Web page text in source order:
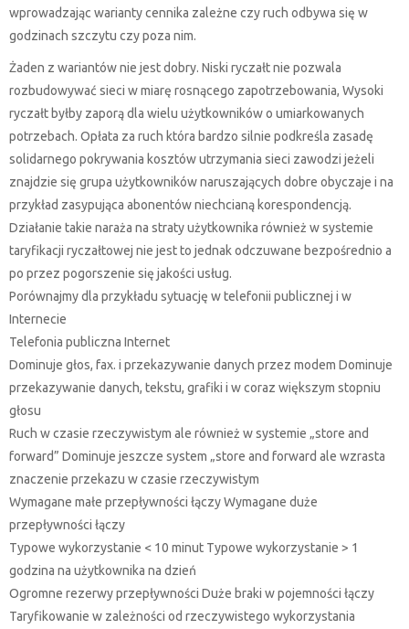
wprowadzając warianty cennika zależne czy ruch odbywa się w
godzinach szczytu czy poza nim.
Żaden z wariantów nie jest dobry. Niski ryczałt nie pozwala
rozbudowywać sieci w miarę rosnącego zapotrzebowania, Wysoki
ryczałt byłby zaporą dla wielu użytkowników o umiarkowanych
potrzebach. Opłata za ruch która bardzo silnie podkreśla zasadę
solidarnego pokrywania kosztów utrzymania sieci zawodzi jeżeli
znajdzie się grupa użytkowników naruszających dobre obyczaje i na
przykład zasypująca abonentów niechcianą korespondencją.
Działanie takie naraża na straty użytkownika również w systemie
taryfikacji ryczałtowej nie jest to jednak odczuwane bezpośrednio a
po przez pogorszenie się jakości usług.
Porównajmy dla przykładu sytuację w telefonii publicznej i w
Internecie
Telefonia publiczna Internet
Dominuje głos, fax. i przekazywanie danych przez modem Dominuje
przekazywanie danych, tekstu, grafiki i w coraz większym stopniu
głosu
Ruch w czasie rzeczywistym ale również w systemie „store and
forward” Dominuje jeszcze system „store and forward ale wzrasta
znaczenie przekazu w czasie rzeczywistym
Wymagane małe przepływności łączy Wymagane duże
przepływności łączy
Typowe wykorzystanie < 10 minut Typowe wykorzystanie > 1
godzina na użytkownika na dzień
Ogromne rezerwy przepływności Duże braki w pojemności łączy
Taryfikowanie w zależności od rzeczywistego wykorzystania